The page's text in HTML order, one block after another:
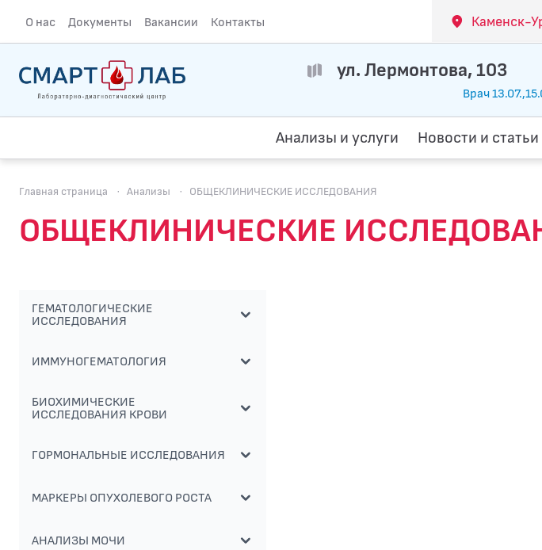
О нас Документы Вакансии Контакты Каменск-
ул. Лермонтова, 103
Врач
Анализы и услуги Новости и статьи
Главная страница · Анализы · ОБЩЕКЛИНИЧЕСКИЕ ИССЛЕДОВАНИЯ
ОБЩЕКЛИНИЧЕСКИЕ
ГЕМАТОЛОГИЧЕСКИЕ
ИССЛЕДОВАНИЯ
ИММУНОГЕМАТОЛОГИЯ
БИОХИМИЧЕСКИЕ
ИССЛЕДОВАНИЯ КРОВИ
ГОРМОНАЛЬНЫЕ ИССЛЕДОВАНИЯ
МАРКЕРЫ ОПУХОЛЕВОГО РОСТА
АНАЛИЗЫ МОЧИ